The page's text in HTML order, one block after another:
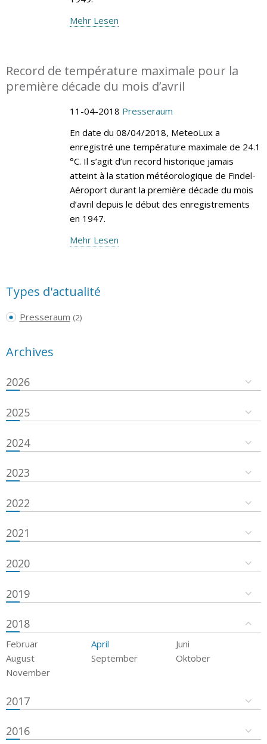
Mehr Lesen
Record de température maximale pour la
première décade du mois d’avril
11-04-2018 Presseraum
En date du 08/04/2018, MeteoLux a
enregistré une température maximale de 24.1
°C. Il s’agit d’un record historique jamais
atteint à la station météorologique de Findel-
Aéroport durant la première décade du mois
d’avril depuis le début des enregistrements
en 1947.
Mehr Lesen
Types d'actualité
Presseraum (2)
Archives
2026
2025
2024
2023
2022
2021
2020
2019
2018
Februar April
Juni
August
September
Oktober
November
2017
2016